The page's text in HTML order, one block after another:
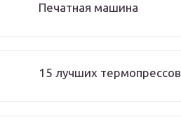
Печатная машина
15 лучших термопрессов